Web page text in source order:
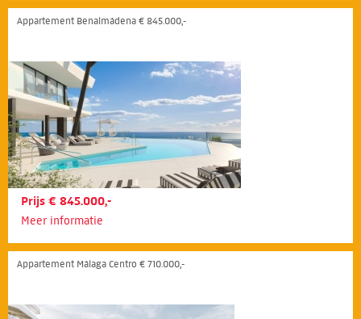
Appartement Benalmádena € 845.000,-
Prijs € 845.000,-
Meer informatie
Appartement Málaga Centro € 710.000,-